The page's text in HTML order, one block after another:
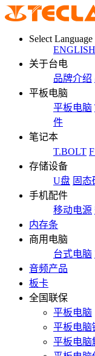
Select Language
ENGLISH
关于台电
品牌介绍
平板电脑
平板电脑
件
笔记本
T.BOLT
存储设备
U盘 固态
手机配件
移动电源
内存条
商用电脑
台式电脑
音频产品
板卡
全国联保
平板电脑
平板电脑
平板电脑